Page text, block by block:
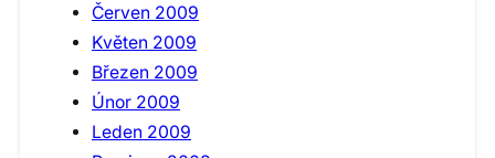
Červen 2009
Květen 2009
Březen 2009
Únor 2009
Leden 2009